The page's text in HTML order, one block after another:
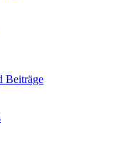
Beiträge